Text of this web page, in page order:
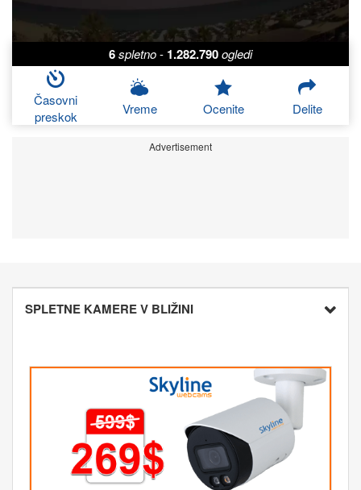
6spletno- 1.282.790ogledi
Časovni
preskok
Vreme Ocenite Delite
Advertisement
SPLETNE KAMERE V BLIŽINI